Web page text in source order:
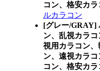
コン、格安カ
ルカラコン
[グレー/GRAY]
ン、乱視カラ
視用カラコン
ン、遠視カラ
コン、格安カ